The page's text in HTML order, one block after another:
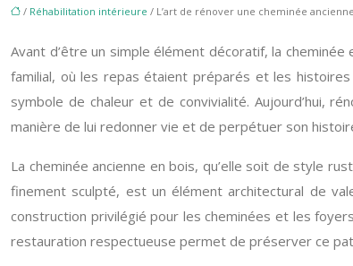
/ Réhabilitation intérieure / L’art de rénover une cheminée
Avant d’être un simple élément décoratif, la
familial, où les repas étaient préparés et les
symbole de chaleur et de convivialité. Aujourd’hui,
manière de lui redonner vie et de perpétuer son
La cheminée ancienne en bois, qu’elle soit de style
finement sculpté, est un élément architectural de
construction privilégié pour les cheminées et les
restauration respectueuse permet de préserver ce